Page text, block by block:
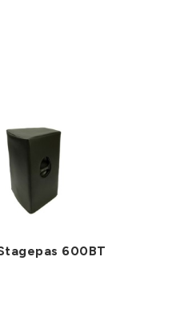
600BT